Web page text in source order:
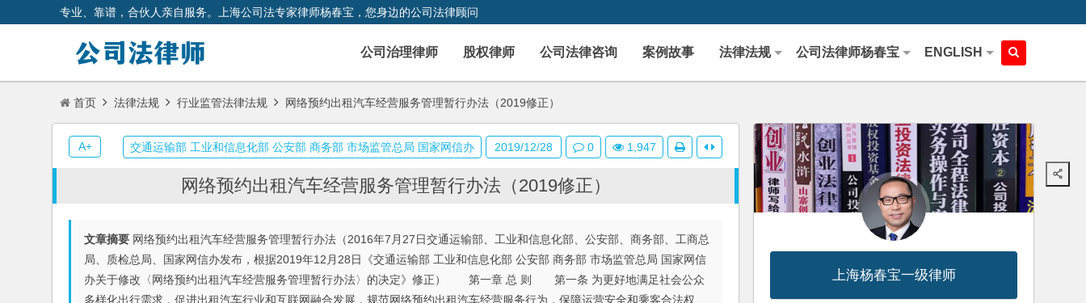
专业、靠谱，合伙人亲自服务。上海公司法专家律师杨春宝，您身边的公司法律顾问
公司治理律师 股权律师 公司法律咨询 案例故事 法律法规 公司法律师杨春宝 ENGLISH
首页 法律法规 行业监管法律法规 网络预约出租汽车经营服务管理暂行办法（2019修正）
网络预约出租汽车经营服务管理暂行办法（2019修正）
文章摘要 网络预约出租汽车经营服务管理暂行办法（2016年7月27日交通运输部、工业和信息化部、公安部、商务部、工商总
局、质检总局、国家网信办发布，根据2019年12月28日《交通运输部 工业和信息化部 公安部 商务部 市场监管总局 国家网信
办关于修改〈网络预约出租汽车经营服务管理暂行办法〉的决定》修正） 第一章 总 则 第一条 为更好地满足社会公众
多样化出行需求，促进出租汽车行业和互联网融合发展，规范网络预约出租汽车经营服务行为，保障运营安全和乘客合法权
交通运输部 工业和信息化部 公安部 商务部 市场监管总局 国家网信办 2019/12/28 0 1,947
A+
上海杨春宝一级律师